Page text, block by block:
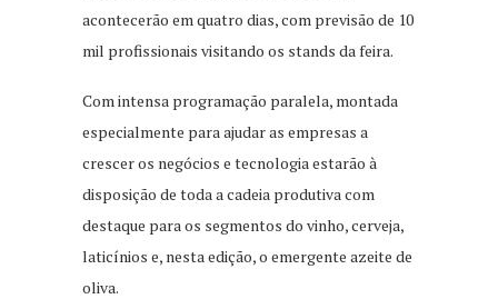
acontecerão em quatro dias, com previsão de 10
mil profissionais visitando os stands da feira.
Com intensa programação paralela, montada
especialmente para ajudar as empresas a
crescer os negócios e tecnologia estarão à
disposição de toda a cadeia produtiva com
destaque para os segmentos do vinho, cerveja,
laticínios e, nesta edição, o emergente azeite de
oliva.